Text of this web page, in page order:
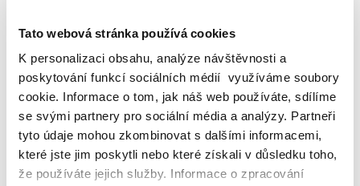
Tato webová stránka používá cookies
K personalizaci obsahu, analýze návštěvnosti a
poskytování funkcí sociálních médií využíváme soubory
cookie. Informace o tom, jak náš web používáte, sdílíme
se svými partnery pro sociální média a analýzy. Partneři
tyto údaje mohou zkombinovat s dalšími informacemi,
které jste jim poskytli nebo které získali v důsledku toho,
že používáte jejich služby. Informace o zpracování
Zbyněk Stanjura
„Vznikne důležitá digitální platforma, která poskytne řadu nových
služeb ze strany státu. Zaměstnavatelům ušetří čas i náklady na
plnění administrativních povinností a umožní jim soustředit se
především na podnikání. Výhody pocítí i zaměstnanci, například v